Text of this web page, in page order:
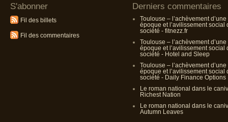
S'abonner
Fil des billets
Fil des commentaires
Derniers commentaires
Toulouse – l’achèvement d’une
époque et l’avilissement social
société - fitnezz.fr
Toulouse – l’achèvement d’une
époque et l’avilissement social
société - Hotel and Sleep
Toulouse – l’achèvement d’une
époque et l’avilissement social
société - Daily Finance Options
Le roman national dans le
Richest Nation
Le roman national dans le
Autumn Leaves